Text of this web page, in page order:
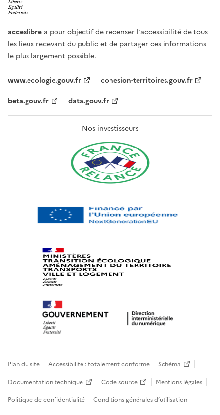
acceslibre a pour objectif de recenser l'accessibilité de tous
les lieux recevant du public et de partager ces informations
le plus largement possible.
www.ecologie.gouv.fr
cohesion-territoires.gouv.fr
beta.gouv.fr
data.gouv.fr
Nos investisseurs
Plan du site Accessibilité : totalement conforme
Schéma
Documentation technique
Code source
Mentions légales
Politique de confidentialité
Conditions générales d’utilisation